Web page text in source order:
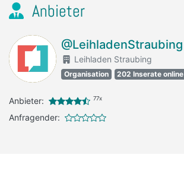
Anbieter
@LeihladenStraubing
Leihladen Straubing
Organisation 202 Inserate online
Anbieter: 77x
Anfragender: